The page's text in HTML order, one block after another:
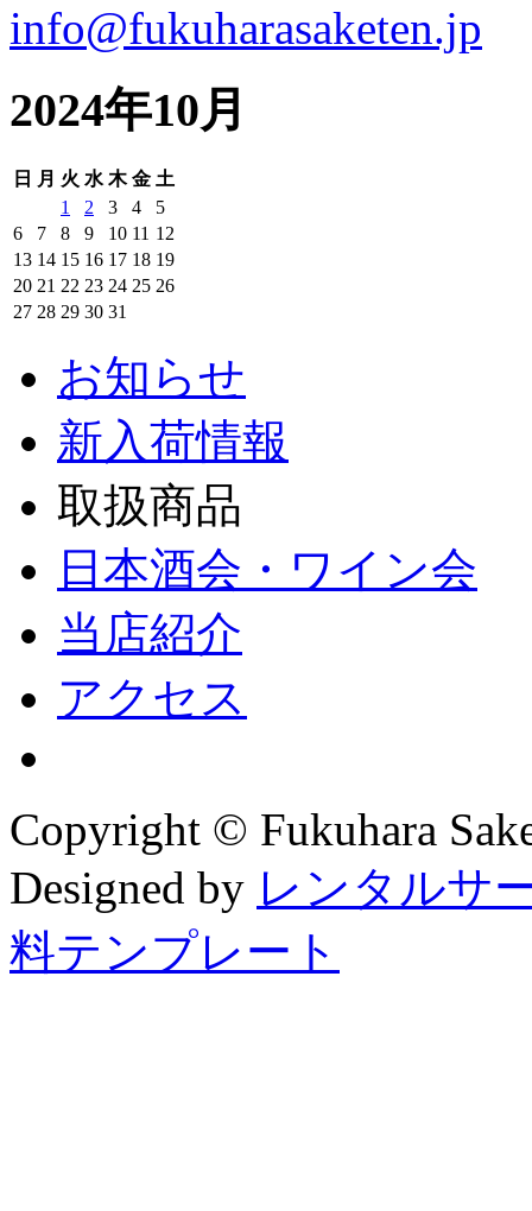
info@fukuharasaketen.jp
2024年10月
日 月 火 水 木 金 土
1
2 3 4
5
6
7 8 9 10 11 12
13 14 15 16 17 18 19
20 21 22 23 24 25 26
27 28 29 30 31
お知らせ
新入荷情報
取扱商品
日本酒会・ワイン会
当店紹介
アクセス
Copyright © Fukuhara
Designed by レンタルサ
料テンプレート